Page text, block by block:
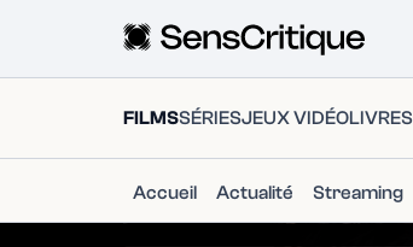
FILMSSÉRIESJEUX VIDÉOLIVRES
Accueil Actualité Streaming